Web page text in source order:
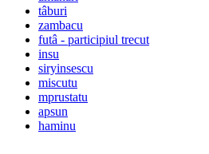
tâburi
zambacu
futâ - participiul trecut
insu
siryinsescu
miscutu
mprustatu
apsun
haminu